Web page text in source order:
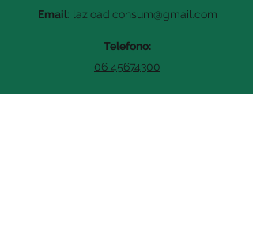
Email: lazioadiconsum@gmail.com
Telefono:
06 45674300
Indirizzo: